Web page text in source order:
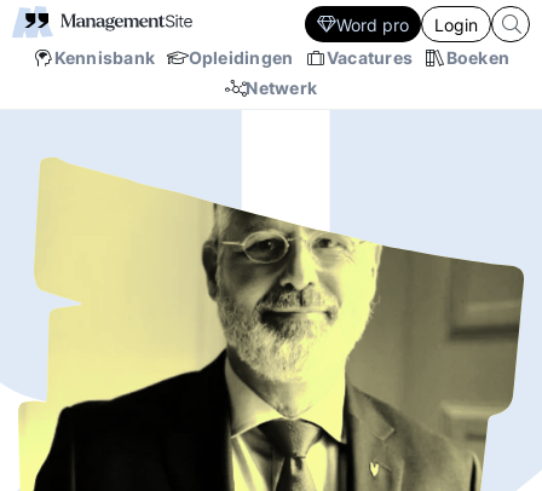
Kennisbank Opleidingen Vacatures
Boeken
Netwerk
Word pro Login